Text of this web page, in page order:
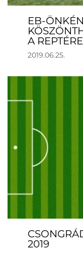
EB-
A
2019.06.25.
2019